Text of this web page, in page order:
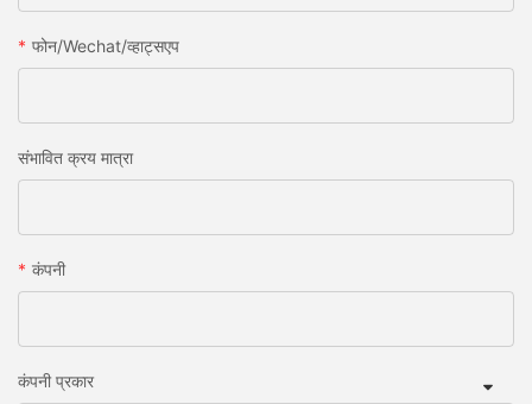
फोन/wechat/व्हाट्सएप
संभावित क्रय मात्रा
कंपनी
कंपनी प्रकार